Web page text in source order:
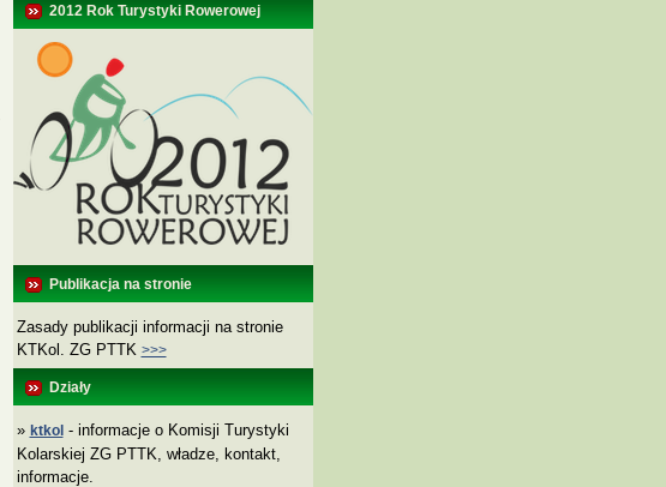
2012 Rok Turystyki Rowerowej
Publikacja na stronie
Zasady publikacji informacji na stronie
KTKol. ZG PTTK >>>
Działy
» ktkol- informacje o Komisji Turystyki
Kolarskiej ZG PTTK, władze, kontakt,
informacje.